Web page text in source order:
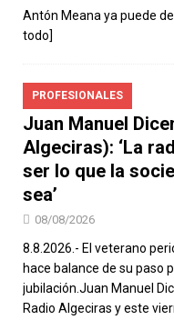
Antón Meana ya puede
todo]
PROFESIONALES
Juan Manuel
Algeciras): ‘La
ser lo que la
sea’
08/08/2026
8.8.2026.- El veterano
hace balance de su paso
jubilación.Juan Manuel
Radio Algeciras y este